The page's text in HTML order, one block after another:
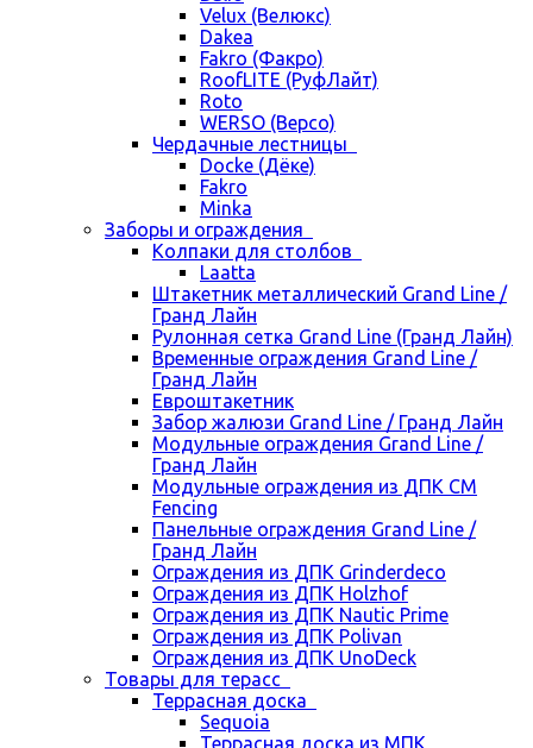
Velux (Велюкс)
Dakea
Fakro (Факро)
RoofLITE (РуфЛайт)
Roto
WERSO (Версо)
Чердачные лестницы
Docke (Дёке)
Fakro
Minka
Заборы и ограждения
Колпаки для столбов
Laatta
Штакетник металлический Grand Line /
Гранд Лайн
Рулонная сетка Grand Line (Гранд Лайн)
Временные ограждения Grand Line /
Гранд Лайн
Евроштакетник
Забор жалюзи Grand Line / Гранд Лайн
Модульные ограждения Grand Line /
Гранд Лайн
Модульные ограждения из ДПК CM
Fencing
Панельные ограждения Grand Line /
Гранд Лайн
Ограждения из ДПК Grinderdeco
Ограждения из ДПК Holzhof
Ограждения из ДПК Nautic Prime
Ограждения из ДПК Polivan
Ограждения из ДПК UnoDeck
Товары для терасс
Террасная доска
Sequoia
Террасная доска из МПК